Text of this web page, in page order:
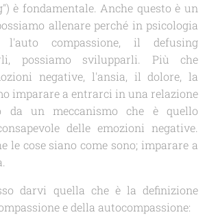
è fondamentale. Anche questo è un
allenare perché in psicologia
l'auto compassione, il defusing
possiamo svilupparli. Più che
negative, l'ansia, il dolore, la
imparare a entrarci in una relazione
da un meccanismo che è quello
delle emozioni negative.
le cose siano come sono; imparare a
darvi quella che è la definizione
e della autocompassione: